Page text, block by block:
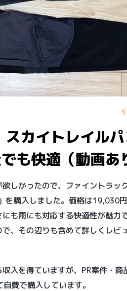
スカイトレイル
も快適（動画あ
しかったので、ファイントラッ
を購入しました。価格は19,030
も雨にも対応する快適性が魅力
、その辺りも含めて詳しくレビ
入を得ていますが、PR案件・商
自費で購入しています。